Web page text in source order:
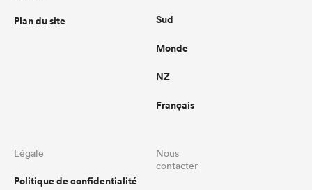
Plan du site Sud
Monde
NZ
Français
Légale
Politique de confidentialité
Nous
contacter